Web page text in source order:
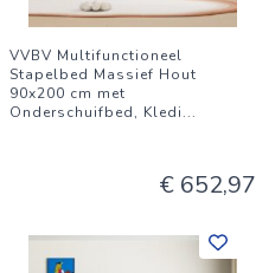
VVBV Multifunctioneel
Stapelbed Massief Hout
90x200 cm met
Onderschuifbed, Kledi...
€ 652,97